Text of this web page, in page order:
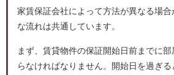
家賃保証会社によって方法が異なる場
な流れは共通しています。
まず、賃貸物件の保証開始日前までに
らなければなりません。開始日を過ぎ